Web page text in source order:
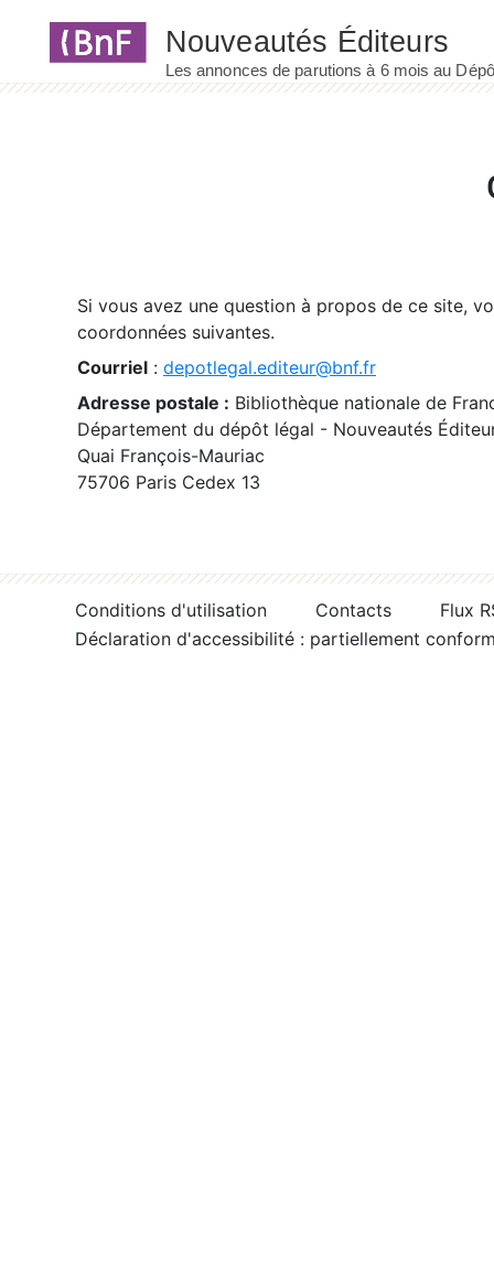
Si vous avez une question à propos de ce site,
coordonnées suivantes.
Courriel : depotlegal.editeur@bnf.fr
Adresse postale : Bibliothèque nationale de
Département du dépôt légal - Nouveautés
Quai François-Mauriac
75706 Paris Cedex 13
Conditions d'utilisation Contacts
Flux
Déclaration d'accessibilité : partiellement